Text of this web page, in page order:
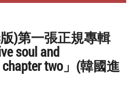
版)第一張正規專輯
soul and
chapter two」(韓國進